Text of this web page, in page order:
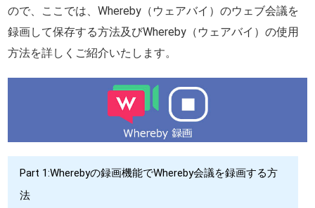
ので、ここでは、Whereby（ウェアバイ）のウェブ会議を
録画して保存する方法及びWhereby（ウェアバイ）の使用
方法を詳しくご紹介いたします。
Part 1:Wherebyの録画機能でWhereby会議を録画する方
法